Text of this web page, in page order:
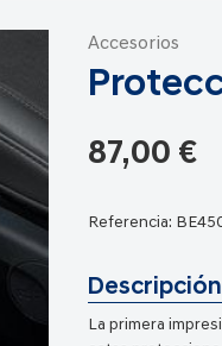
Accesorios
87,00 €
Referencia:
Descripción
La primera